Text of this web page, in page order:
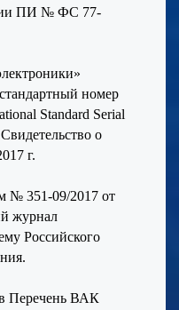
ПИ № ФС 77-
номер
Standard Serial
о
г.
№ 351-09/2017 от
журнал
Российского
Перечень ВАК